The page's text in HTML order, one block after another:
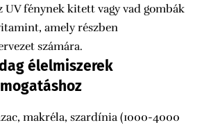
UV fénynek kitett vagy vad gombák
amely részben
számára.
élelmiszerek
makréla, szardínia (1000-4000